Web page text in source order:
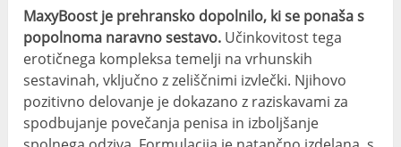
MaxyBoost je prehransko dopolnilo, ki se ponaša s
popolnoma naravno sestavo. Učinkovitost tega
erotičnega kompleksa temelji na vrhunskih
sestavinah, vključno z zeliščnimi izvlečki. Njihovo
pozitivno delovanje je dokazano z raziskavami za
spodbujanje povečanja penisa in izboljšanje